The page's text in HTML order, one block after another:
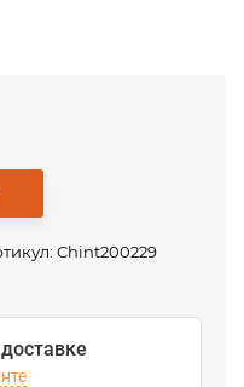
Chint200229